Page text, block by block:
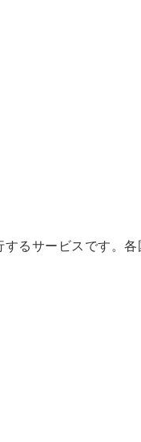
るサービスです。